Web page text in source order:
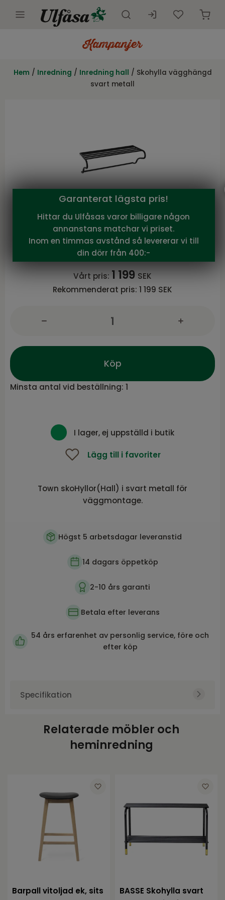
Innemöbler
Kampanjer
Hem / Inredning / Inredning hall / Skohylla vägghängd
svart metall
Torkelson
Skohylla vägghängd svart metall
Serie TOWN från Torkelson
Vårt pris: 1 199SEK
Rekommenderat pris: 1 199 SEK
Köp
Minsta antal vid beställning: 1
I lager, ej uppställd i butik
Lägg till i favoriter
Town skoHyllor(Hall) i svart metall för
väggmontage.
Högst 5 arbetsdagar leveranstid
14 dagars öppetköp
2-10 års garanti
Betala efter leverans
54 års erfarenhet av personlig service, före och
efter köp
Specifikation
Varumärke
Torkelson
28
Relaterade möbler och
heminredning
Barpall vitoljad ek, sits
BASSE Skohylla svart
Garanterat lägsta pris!
Hittar du Ulfåsas varor billigare någon
annanstans matchar vi priset.
Inom en timmas avstånd så levererar vi till
din dörr från 400:-